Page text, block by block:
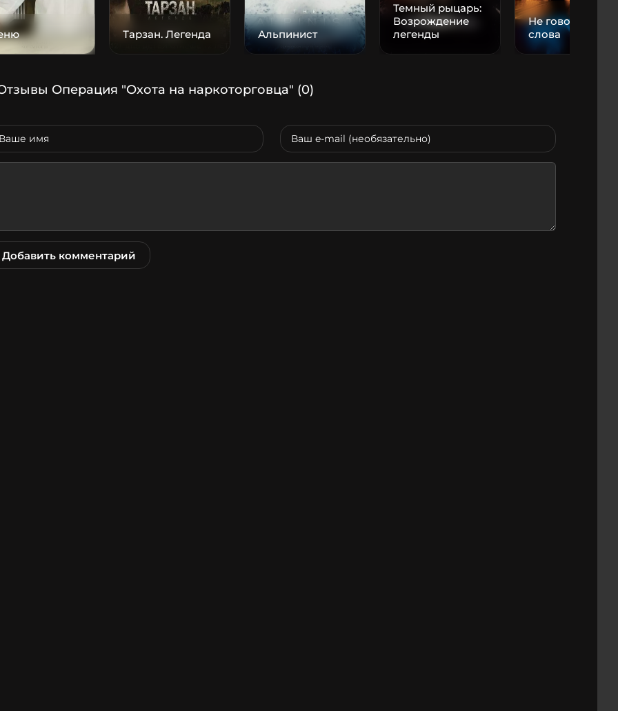
Тарзан. Легенда Альпинист
Темный рыцарь:
Возрождение
легенды
Не говори ни
слова
Операция "Охота на наркоторговца" (0)
Добавить комментарий